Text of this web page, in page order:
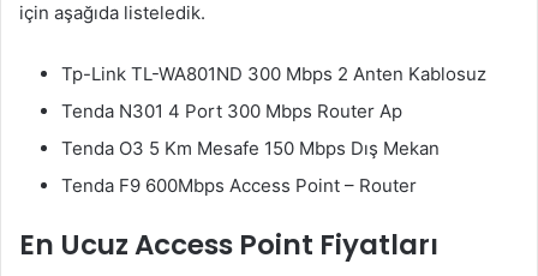
için aşağıda listeledik.
Tp-Link TL-WA801ND 300 Mbps 2 Anten Kablosuz
Tenda N301 4 Port 300 Mbps Router Ap
Tenda O3 5 Km Mesafe 150 Mbps Dış Mekan
Tenda F9 600Mbps Access Point – Router
En Ucuz Access Point Fiyatları